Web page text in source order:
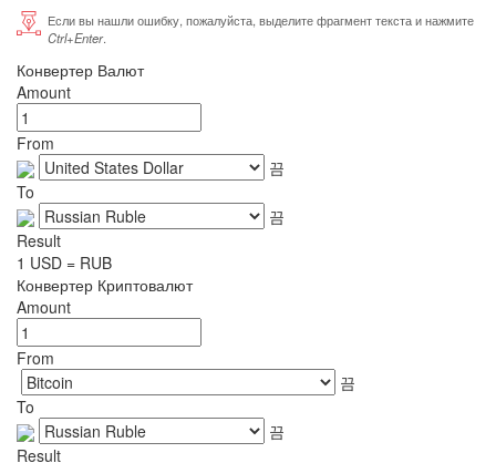
Если вы нашли ошибку, пожалуйста, выделите фрагмент текста и нажмите
Ctrl+Enter.
Конвертер Валют
Amount
From
To
Result
1 USD = RUB
Конвертер Криптовалют
Amount
From
To
Result